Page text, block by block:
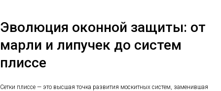
Эволюция оконной защиты: от
марли и липучек до систем
плиссе
Сетки плиссе — это высшая точка развития москитных систем, заменившая